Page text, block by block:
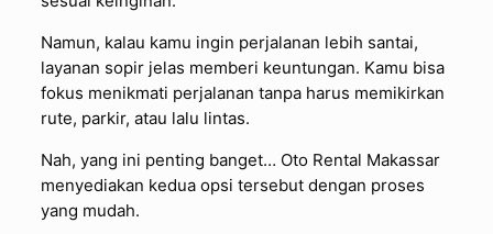
Namun, kalau kamu ingin perjalanan lebih santai,
layanan sopir jelas memberi keuntungan. Kamu bisa
fokus menikmati perjalanan tanpa harus memikirkan
rute, parkir, atau lalu lintas.
Nah, yang ini penting banget… Oto Rental Makassar
menyediakan kedua opsi tersebut dengan proses
yang mudah.